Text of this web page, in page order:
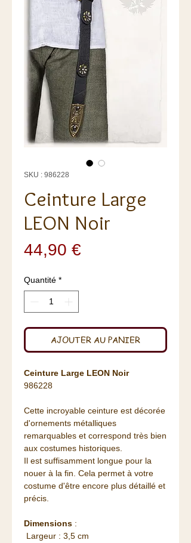
SKU : 986228
Ceinture Large
LEON Noir
44,90 €
Quantité *
AJOUTER AU PANIER
Ceinture Large LEON Noir
986228
Cette incroyable ceinture est décorée
d'ornements métalliques
remarquables et correspond très bien
aux costumes historiques.
Il est suffisamment longue pour la
nouer à la fin. Cela permet à votre
costume d'être encore plus détaillé et
précis.
Dimensions :
Largeur : 3,5 cm